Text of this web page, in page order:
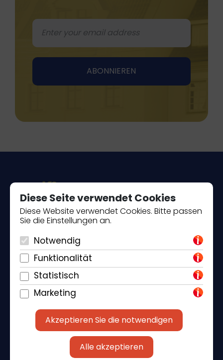
Diese Seite verwendet Cookies
Diese Website verwendet Cookies. Bitte passen
Sie die Einstellungen an.
Notwendig
Funktionalität
Statistisch
Marketing
Akzeptieren Sie die notwendigen
Alle akzeptieren
Piantade 41, 52440 Poreč
+385 98 184 4015
info@klickandbook.com